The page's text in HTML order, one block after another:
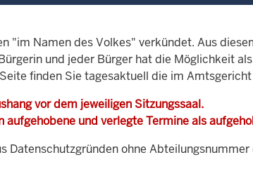
"im Namen des Volkes" verkündet. Aus
und jeder Bürger hat die Möglichkeit
finden Sie tagesaktuell die im
vor dem jeweiligen Sitzungssaal.
aufgehobene und verlegte Termine als
Datenschutzgründen ohne Abteilungsnummer